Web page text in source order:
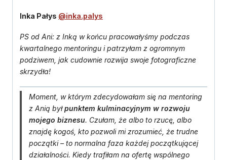
Inka Pałys @inka.palys
PS od Ani: z Inką w końcu pracowałyśmy podczas
kwartalnego mentoringu i patrzyłam z ogromnym
podziwem, jak cudownie rozwija swoje fotograficzne
skrzydła!
Moment, w którym zdecydowałam się na mentoring
z Anią byłpunktem kulminacyjnym w rozwoju
mojego biznesu. Czułam, że albo to rzucę, albo
znajdę kogoś, kto pozwoli mi zrozumieć, że trudne
początki – to normalna faza każdej początkującej
działalności. Kiedy trafiłam na ofertę wspólnego